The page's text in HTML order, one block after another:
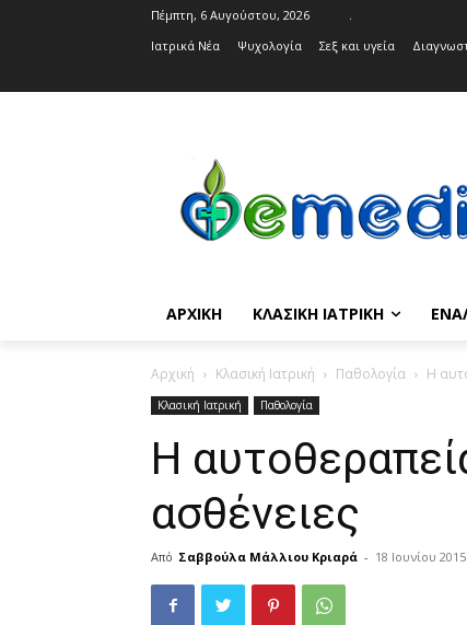
Πέμπτη, 6 Αυγούστου, 2026
.
Ιατρικά Νέα
Ψυχολογία Σεξ και υγεία
ΑΡΧΙΚΉ ΚΛΑΣΙΚΉ ΙΑΤΡΙΚΉ
Αρχική Κλασική Ιατρική Παθολογία Η
Κλασική Ιατρική Παθολογία
Η
ασθένειες
Από Σαββούλα Μάλλιου Κριαρά - 18 Ιουνίου 2015